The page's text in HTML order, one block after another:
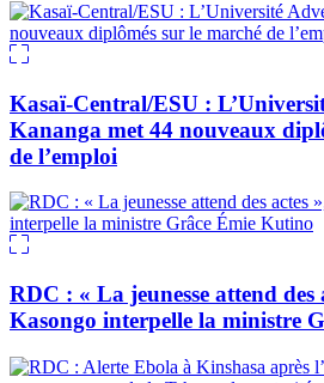
Kasaï-Central/ESU :
Kananga met 44 nouveaux
de l’emploi
RDC : « La jeunesse attend des
Kasongo interpelle la ministre